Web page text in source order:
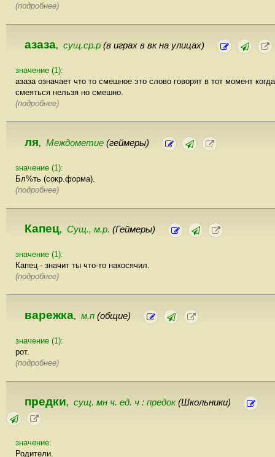
(подробнее)
азаза, сущ.ср.р (в играх в вк на улицах)
значение (1):
азаза означает что то смешное это слово говорят в тот момент когда
смеяться нельзя но смешно.
(подробнее)
ля, Междометие (геймеры)
значение (1):
Бл%ть (сокр.форма).
(подробнее)
Капец, Сущ., м.р. (Геймеры)
значение (1):
Капец - значит ты что-то накосячил.
(подробнее)
варежка, м.п (общие)
значение (1):
рот.
(подробнее)
предки, сущ. мн ч. ед. ч : предок(Школьники)
значение:
Родители.